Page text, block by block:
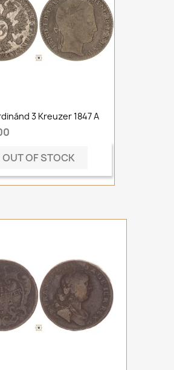
3 Kreuzer 1847 A
OUT OF STOCK